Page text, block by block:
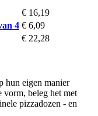
€ 16,19
4 € 6,09
€ 22,28
hun eigen manier
vorm, beleg het met
pizzadozen - en